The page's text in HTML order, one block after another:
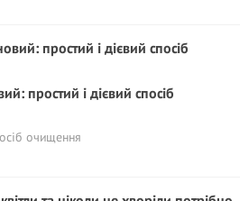
простий і дієвий спосіб
очищення